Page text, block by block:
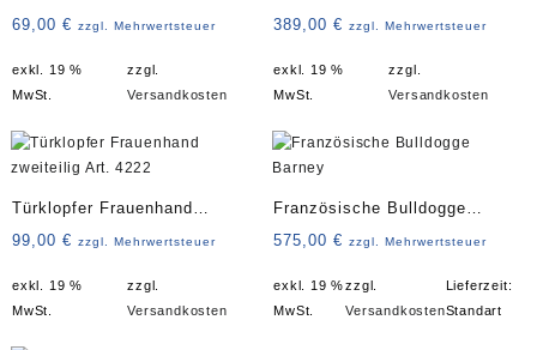
69,00 € zzgl. Mehrwertsteuer
exkl. 19 %
MwSt.
zzgl.
Versandkosten
389,00€ zzgl. Mehrwertsteuer
exkl. 19 %
MwSt.
zzgl.
Versandkosten
Türklopfer Frauenhand
zweiteilig Art. 4222
99,00 € zzgl. Mehrwertsteuer
exkl. 19 %
MwSt.
zzgl.
Versandkosten
Französische Bulldogge
Barney
575,00€ zzgl. Mehrwertsteuer
exkl. 19 %
MwSt.
zzgl.
Versandkosten
Lieferzeit:
Standart